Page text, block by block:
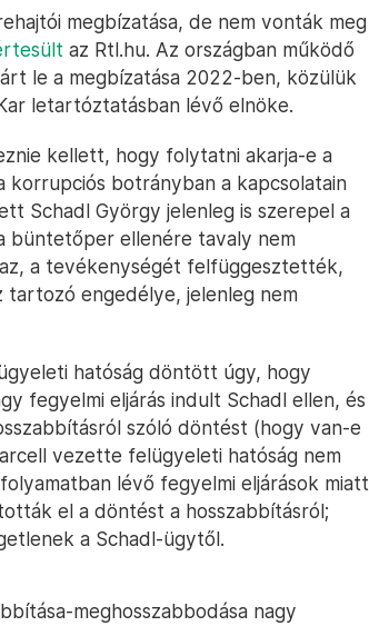
megbízatása, de nem vonták meg
az Rtl.hu. Az országban működő
le a megbízatása 2022-ben, közülük
letartóztatásban lévő elnöke.
kellett, hogy folytatni akarja-e a
botrányban a kapcsolatain
Schadl György jelenleg is szerepel a
büntetőper ellenére tavaly nem
a tevékenységét felfüggesztették,
tartozó engedélye, jelenleg nem
hatóság döntött úgy, hogy
fegyelmi eljárás indult Schadl ellen, és
szóló döntést (hogy van-e
vezette felügyeleti hatóság nem
lévő fegyelmi eljárások miatt
el a döntést a hosszabbításról;
a Schadl-ügytől.
meghosszabbodása nagy